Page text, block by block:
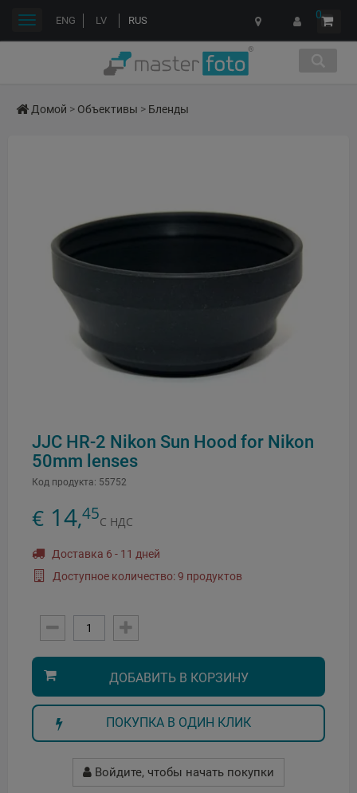
ENG LV RUS 0
Переключить
Домой > Объективы > Бленды
JJC HR-2 Nikon Sun Hood for Nikon
50mm lenses
Код продукта: 55752
€ 14,45С НДС
Доставка 6 - 11 дней
Доступное количество: 9 продуктов
ДОБАВИТЬ В КОРЗИНУ
ПОКУПКА В ОДИН КЛИК
Войдите, чтобы начать покупки